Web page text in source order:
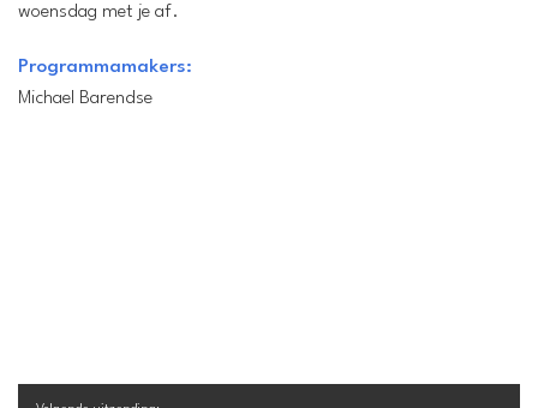
woensdag met je af.
Programmamakers:
Michael Barendse